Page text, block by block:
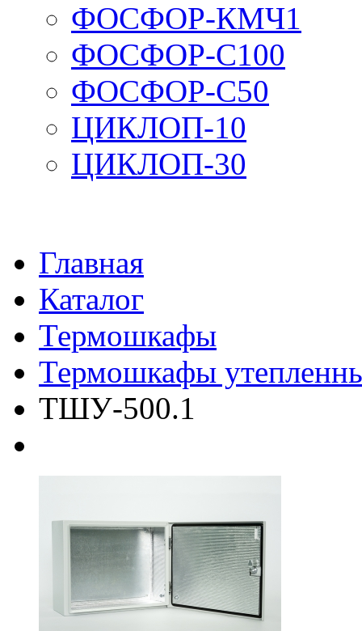
ФОСФОР-КМЧ1
ФОСФОР-С100
ФОСФОР-С50
ЦИКЛОП-10
ЦИКЛОП-30
Главная
Каталог
Термошкафы
Термошкафы
ТШУ-500.1